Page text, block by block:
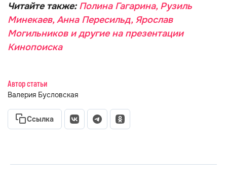
Читайте также: Полина Гагарина, Рузиль
Минекаев, Анна Пересильд, Ярослав
Могильников и другие на презентации
Кинопоиска
Автор статьи
Валерия Бусловская
Ссылка